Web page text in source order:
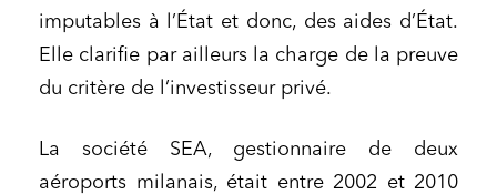
imputables à l’État et donc, des aides d’État.
Elle clarifie par ailleurs la charge de la preuve
du critère de l’investisseur privé.
La société SEA, gestionnaire de deux
aéroports milanais, était entre 2002 et 2010